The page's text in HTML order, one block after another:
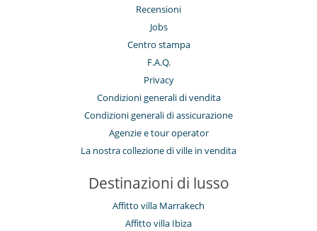
Recensioni
Jobs
Centro stampa
F.A.Q.
Privacy
Condizioni generali di vendita
Condizioni generali di assicurazione
Agenzie e tour operator
La nostra collezione di ville in vendita
Destinazioni di lusso
Affitto villa Marrakech
Affitto villa Ibiza